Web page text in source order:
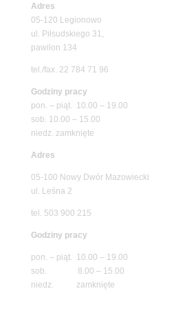
Adres
05-120 Legionowo
ul. Piłsudskiego 31,
pawilon 134
tel./fax. 22 784 71 96
Godziny pracy
pon. – piąt. 10.00 – 19.00
sob. 10.00 – 15.00
niedz. zamknięte
Adres
05-100 Nowy Dwór Mazowiecki
ul. Leśna 2
tel. 503 900 215
Godziny pracy
pon. – piąt. 10.00 – 19.00
sob. 8.00 – 15.00
niedz. zamknięte